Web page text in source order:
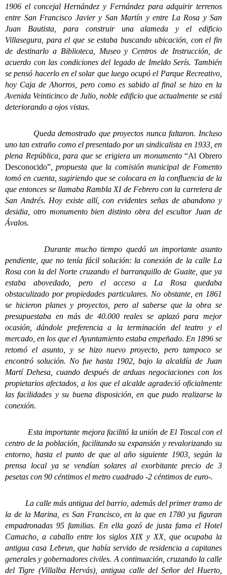
1906 el concejal Hernández y Fernández para adquirir terrenos
entre San Francisco Javier y San Martín y entre La Rosa y San
Juan Bautista, para construir una alameda y el edificio
Villasegura, para el que se estaba buscando ubicación, con el fin
de destinarlo a Biblioteca, Museo y Centros de Instrucción, de
acuerdo con las condiciones del legado de Imeldo Serís. También
se pensó hacerlo en el solar que luego ocupó el Parque Recreativo,
hoy Caja de Ahorros, pero como es sabido al final se hizo en la
Avenida Veinticinco de Julio, noble edificio que actualmente se está
deteriorando a ojos vistas.
Queda demostrado que proyectos nunca faltaron. Incluso
uno tan extraño como el presentado por un sindicalista en 1933, en
plena República, para que se erigiera un monumento“Al Obrero
Desconocido” , propuesta que la comisión municipal de Fomento
tomó en cuenta, sugiriendo que se colocara en la confluencia de la
que entonces se llamaba Rambla XI de Febrero con la carretera de
San Andrés. Hoy existe allí, con evidentes señas de abandono y
desidia, otro monumento bien distinto obra del escultor Juan de
Ávalos.
Durante mucho tiempo quedó un importante asunto
pendiente, que no tenía fácil solución: la conexión de la calle La
Rosa con la del Norte cruzando el barranquillo de Guaite, que ya
estaba abovedado, pero el acceso a La Rosa quedaba
obstaculizado por propiedades particulares. No obstante, en 1861
se hicieron planes y proyectos, pero al saberse que la obra se
presupuestaba en más de 40.000 reales se aplazó para mejor
ocasión, dándole preferencia a la terminación del teatro y el
mercado, en los que el Ayuntamiento estaba empeñado. En 1896 se
retomó el asunto, y se hizo nuevo proyecto, pero tampoco se
encontró solución. No fue hasta 1902, bajo la alcaldía de Juan
Martí Dehesa, cuando después de arduas negociaciones con los
propietarios afectados, a los que el alcalde agradeció oficialmente
las facilidades y su buena disposición, en que pudo realizarse la
conexión.
Esta importante mejora facilitó la unión de El Toscal con el
centro de la población, facilitando su expansión y revalorizando su
entorno, hasta el punto de que al año siguiente 1903, según la
prensa local ya se vendían solares al exorbitante precio de 3
pesetas con 90 céntimos el metro cuadrado -2 céntimos de euro-.
La calle más antigua del barrio, además del primer tramo de
la de la Marina, es San Francisco, en la que en 1780 ya figuran
empadronadas 95 familias. En ella gozó de justa fama el Hotel
Camacho, a caballo entre los siglos XIX y XX, que ocupaba la
antigua casa Lebrun, que había servido de residencia a capitanes
generales y gobernadores civiles. A continuación, cruzando la calle
del Tigre (Villalba Hervás), antigua calle del Señor del Huerto,